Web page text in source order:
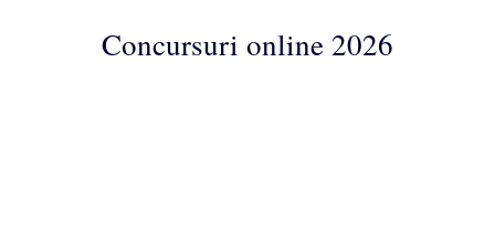
ConcursuriConcursuri online 2026